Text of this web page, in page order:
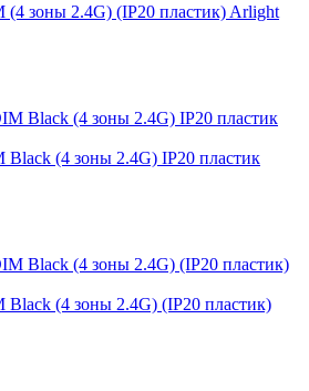
зоны 2.4G) (IP20 пластик) Arlight
(4 зоны 2.4G) IP20 пластик
(4 зоны 2.4G) (IP20 пластик)